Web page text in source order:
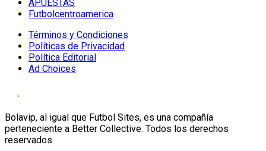
APUESTAS
Futbolcentroamerica
Términos y Condiciones
Políticas de Privacidad
Política Editorial
Ad Choices
Bolavip, al igual que Futbol Sites, es una compañía
perteneciente a Better Collective. Todos los derechos
reservados